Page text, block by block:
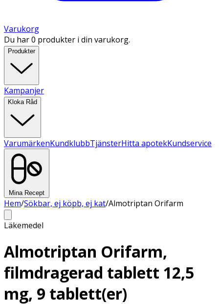
Varukorg
Du har 0 produkter i din varukorg.
Produkter
Kampanjer
Kloka Råd
VarumärkenKundklubbTjänsterHitta apotekKundservice
Mina Recept
Hem/Sökbar, ej köpb, ej kat/Almotriptan Orifarm
Läkemedel
Almotriptan Orifarm,
filmdragerad tablett 12,5
mg, 9 tablett(er)